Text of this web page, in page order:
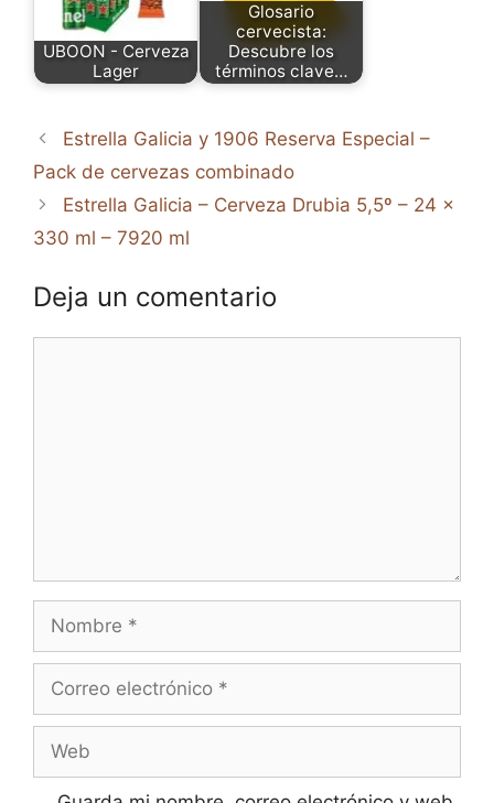
UBOON - Cerveza
Lager
Glosario
cervecista:
Descubre los
términos clave…
Estrella Galicia y 1906 Reserva Especial –
Pack de cervezas combinado
Estrella Galicia – Cerveza Drubia 5,5º – 24 x
330 ml – 7920 ml
Deja un comentario
Nombre
Correo
Web